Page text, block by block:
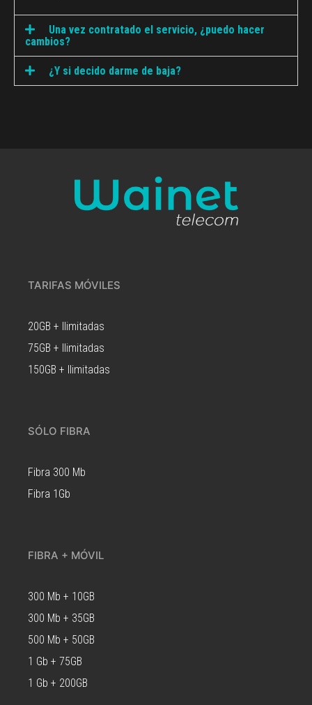
Una vez contratado el servicio, ¿puedo hacer
cambios?
¿Y si decido darme de baja?
TARIFAS MÓVILES
20GB + Ilimitadas
75GB + Ilimitadas
150GB + Ilimitadas
SÓLO FIBRA
Fibra 300 Mb
Fibra 1Gb
FIBRA + MÓVIL
300 Mb + 10GB
300 Mb + 35GB
500 Mb + 50GB
1 Gb + 75GB
1 Gb + 200GB